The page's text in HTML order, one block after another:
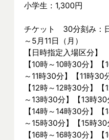
小学生：1,300円
チケット　30分刻み：
～5月11日（月）
【日時指定入場区分】
【10時～10時30分】
～11時30分】【11時30
【12時～12時30分】
～13時30分】【13時30
【14時～14時30分】
～15時30分】【15時30
【16時～16時30分】